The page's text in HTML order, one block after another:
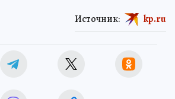
Источник: kp.ru